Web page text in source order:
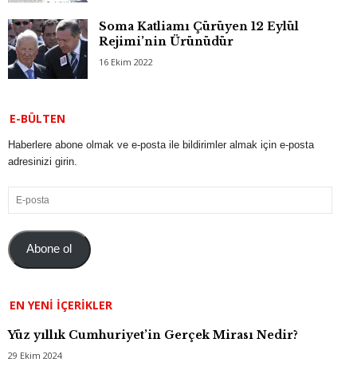
Soma Katliamı Çürüyen 12 Eylül
Rejimi’nin Ürünüdür
16 Ekim 2022
E-BÜLTEN
Haberlere abone olmak ve e-posta ile bildirimler almak için e-posta
adresinizi girin.
E-
posta
Abone ol
EN YENI İÇERIKLER
Yüz yıllık Cumhuriyet’in Gerçek Mirası Nedir?
29 Ekim 2024